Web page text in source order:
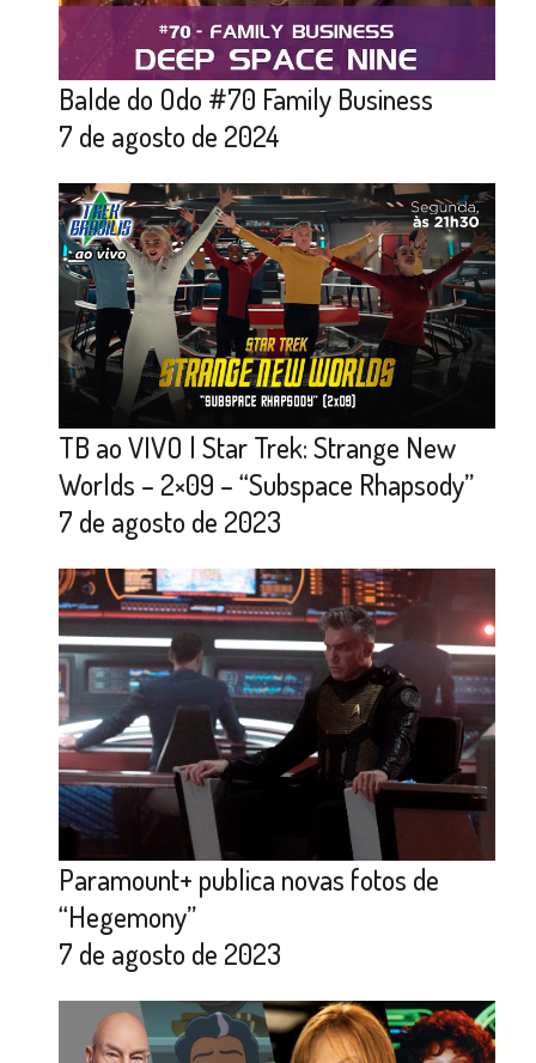
Balde do Odo #70 Family Business
7 de agosto de 2024
TB ao VIVO | Star Trek: Strange New
Worlds – 2×09 – “Subspace Rhapsody”
7 de agosto de 2023
Paramount+ publica novas fotos de
“Hegemony”
7 de agosto de 2023